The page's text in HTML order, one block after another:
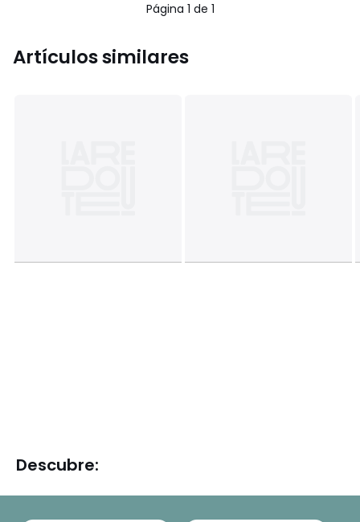
Página 1 de 1
Artículos similares
Descubre: